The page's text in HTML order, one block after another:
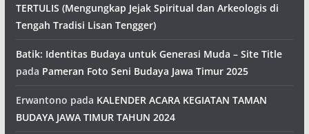
TERTULIS (Mengungkap Jejak Spiritual dan Arkeologis di
Tengah Tradisi Lisan Tengger)
Batik: Identitas Budaya untuk Generasi Muda – Site Title
pada Pameran Foto Seni Budaya Jawa Timur 2025
Erwantono pada KALENDER ACARA KEGIATAN TAMAN
BUDAYA JAWA TIMUR TAHUN 2024